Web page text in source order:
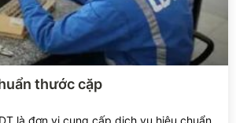
thước cặp